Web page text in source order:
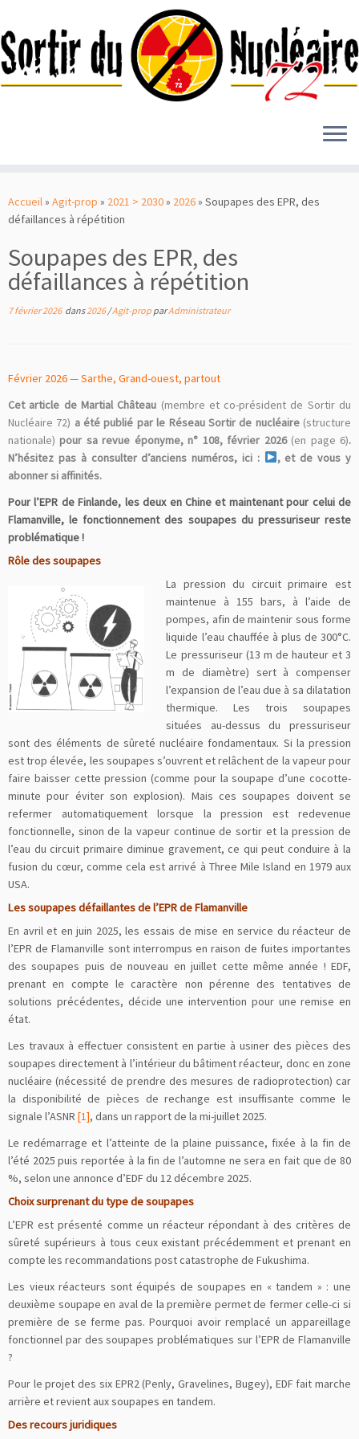
au
contenu
Accueil» Agit-prop » 2021 > 2030» 2026» Soupapes des EPR, des
défaillances à répétition
Soupapes des EPR, des
défaillances à répétition
7 février 2026dans2026/Agit-prop parAdministrateur
Février 2026 — Sarthe, Grand-ouest, partout
Cet article de Martial Château (membre et co-président de Sortir du
Nucléaire 72) a été publié par le Réseau Sortir de nucléaire(structure
nationale) pour sa revue éponyme, n° 108, février 2026 (en page 6).
N’hésitez pas à consulter d’anciens numéros, ici :
, et de vous y
abonner si affinités.
Pour l’EPR de Finlande, les deux en Chine et maintenant pour celui de
Flamanville, le fonctionnement des soupapes du pressuriseur reste
problématique !
Rôle des soupapes
La pression du circuit primaire est
maintenue à 155 bars, à l’aide de
pompes, afin de maintenir sous forme
liquide l’eau chauffée à plus de 300°C.
Le pressuriseur (13 m de hauteur et 3
m de diamètre) sert à compenser
l’expansion de l’eau due à sa dilatation
thermique. Les trois soupapes
situées au-dessus du pressuriseur
sont des éléments de sûreté nucléaire fondamentaux. Si la pression
est trop élevée, les soupapes s’ouvrent et relâchent de la vapeur pour
faire baisser cette pression (comme pour la soupape d’une cocotte-
minute pour éviter son explosion). Mais ces soupapes doivent se
refermer automatiquement lorsque la pression est redevenue
fonctionnelle, sinon de la vapeur continue de sortir et la pression de
l’eau du circuit primaire diminue gravement, ce qui peut conduire à la
fusion du cœur, comme cela est arrivé à Three Mile Island en 1979 aux
USA.
Les soupapes défaillantes de l’EPR de Flamanville
En avril et en juin 2025, les essais de mise en service du réacteur de
l’EPR de Flamanville sont interrompus en raison de fuites importantes
des soupapes puis de nouveau en juillet cette même année ! EDF,
prenant en compte le caractère non pérenne des tentatives de
solutions précédentes, décide une intervention pour une remise en
état.
Les travaux à effectuer consistent en partie à usiner des pièces des
soupapes directement à l’intérieur du bâtiment réacteur, donc en zone
nucléaire (nécessité de prendre des mesures de radioprotection) car
la disponibilité de pièces de rechange est insuffisante comme le
signale l’ASNR [1], dans un rapport de la mi-juillet 2025.
Le redémarrage et l’atteinte de la plaine puissance, fixée à la fin de
l’été 2025 puis reportée à la fin de l’automne ne sera en fait que de 80
%, selon une annonce d’EDF du 12 décembre 2025.
Choix surprenant du type de soupapes
L’EPR est présenté comme un réacteur répondant à des critères de
sûreté supérieurs à tous ceux existant précédemment et prenant en
compte les recommandations post catastrophe de Fukushima.
Les vieux réacteurs sont équipés de soupapes en « tandem » : une
deuxième soupape en aval de la première permet de fermer celle-ci si
première de se ferme pas. Pourquoi avoir remplacé un appareillage
fonctionnel par des soupapes problématiques sur l’EPR de Flamanville
?
Pour le projet des six EPR2 (Penly, Gravelines, Bugey), EDF fait marche
arrière et revient aux soupapes en tandem.
Des recours juridiques